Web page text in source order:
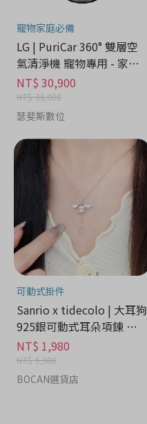
寵物家庭必備
LG | PuriCar 360° 雙層空
氣清淨機 寵物專用 - 家電
分期
NT$ 30,900
NT$ 36,800
瑟斐斯數位
可動式掛件
Sanrio x tidecolo | 大耳狗
925銀可動式耳朵項鍊 禮
盒 - 流行潮牌分期
NT$ 1,980
NT$ 5,580
BOCAN選貨店